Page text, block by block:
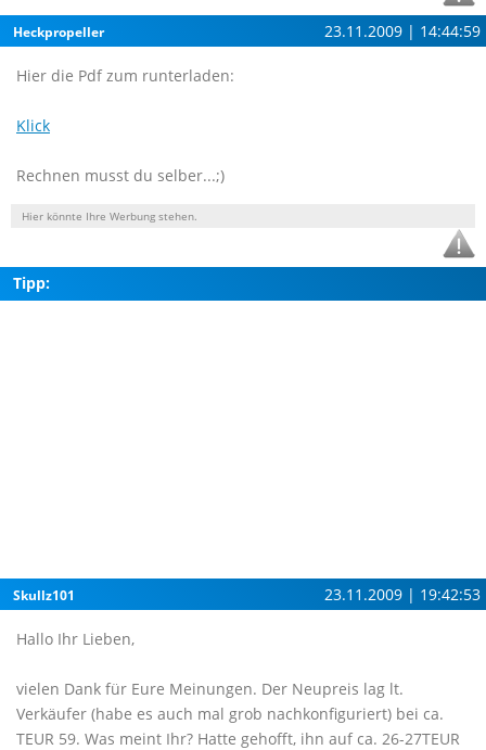
Heckpropeller 23.11.2009 | 14:44:59
Hier die Pdf zum runterladen:
Klick
Rechnen musst du selber...;)
Hier könnte Ihre Werbung stehen.
Tipp:
Skullz101 23.11.2009 | 19:42:53
Hallo Ihr Lieben,
vielen Dank für Eure Meinungen. Der Neupreis lag lt.
Verkäufer (habe es auch mal grob nachkonfiguriert) bei ca.
TEUR 59. Was meint Ihr? Hatte gehofft, ihn auf ca. 26-27TEUR